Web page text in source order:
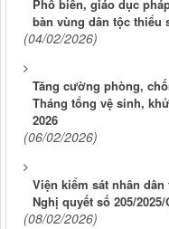
Phổ biến, giáo dục
bàn vùng dân tộc thiểu
(04/02/2026)
Tăng cường phòng,
Tháng tổng vệ sinh,
2026
(06/02/2026)
Viện kiểm sát nhân
Nghị quyết số 205/2025/
(08/02/2026)